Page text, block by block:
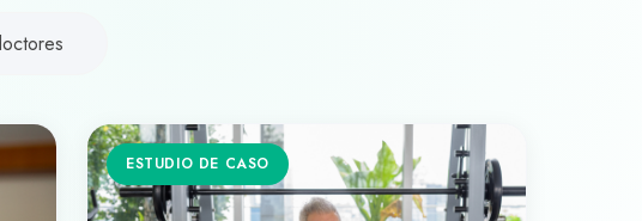
ESTUDIO DE CASO